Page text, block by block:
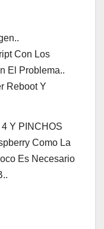
Con Los
El Problema..
Reboot Y
Y PINCHOS
Como La
Es Necesario